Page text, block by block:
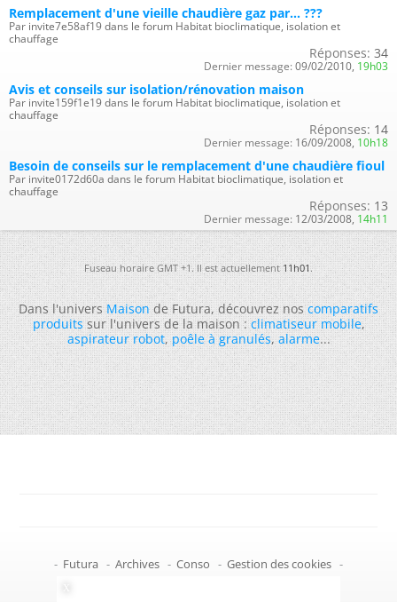
Remplacement d'une vieille chaudière gaz par... ???
Par invite7e58af19 dans le forum Habitat bioclimatique, isolation et
chauffage
Réponses: 34
Dernier message: 09/02/2010, 19h03
Avis et conseils sur isolation/rénovation maison
Par invite159f1e19 dans le forum Habitat bioclimatique, isolation et
chauffage
Réponses: 14
Dernier message: 16/09/2008, 10h18
Besoin de conseils sur le remplacement d'une chaudière fioul
Par invite0172d60a dans le forum Habitat bioclimatique, isolation et
chauffage
Réponses: 13
Dernier message: 12/03/2008, 14h11
Fuseau horaire GMT +1. Il est actuellement11h01.
Dans l'universMaisonde Futura, découvrez noscomparatifs
produitssur l'univers de la maison :climatiseur mobile,
aspirateur robot,poêle à granulés,alarme...
- Futura - Archives - Conso - Gestion des cookies -